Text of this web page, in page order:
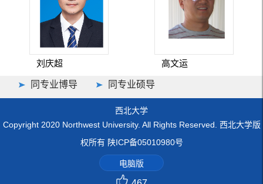
刘庆超 高文运
同专业博导 同专业硕导
西北大学
Copyright 2020 Northwest University. All Rights Reserved. 西北大学版
权所有 陕ICP备05010980号
电脑版